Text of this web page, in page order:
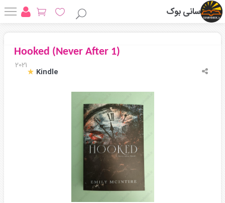
سانی بوک
Hooked (Never After 1)
2021
Kindle